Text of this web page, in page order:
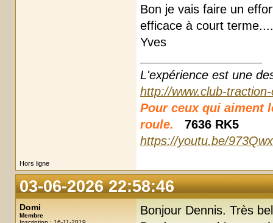
Bon je vais faire un
efficace à court terme....
Yves
L'expérience est une
http://www.club-
Pour ceux qui aiment
roule.
7636 RK5
https://youtu.be/
Hors ligne
03-06-2026 22:58:46
Domi
Membre
Bonjour Dennis. Très